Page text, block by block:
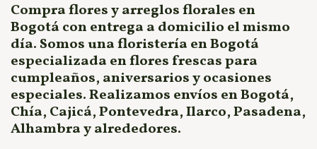
Compra flores y arreglos florales en
Bogotá con entrega a domicilio el mismo
día. Somos una floristería en Bogotá
especializada en flores frescas para
cumpleaños, aniversarios y ocasiones
especiales. Realizamos envíos en Bogotá,
Chía, Cajicá, Pontevedra, Ilarco, Pasadena,
Alhambra y alrededores.